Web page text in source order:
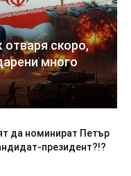
скоро,
много
да номинират Петър
президент?!?